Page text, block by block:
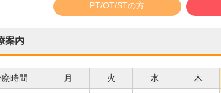
PT/OT/STの方
案内
時間 月 火 水 木